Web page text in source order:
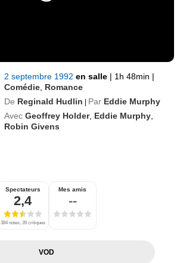
2 septembre 1992en salle | 1h 48min |
Comédie Romance
De Reginald Hudlin | Par Eddie Murphy
Avec Geoffrey Holder, Eddie Murphy
Robin Givens
Spectateurs
2,4
384 notes, 39 critiques
Mes amis
--
VOD